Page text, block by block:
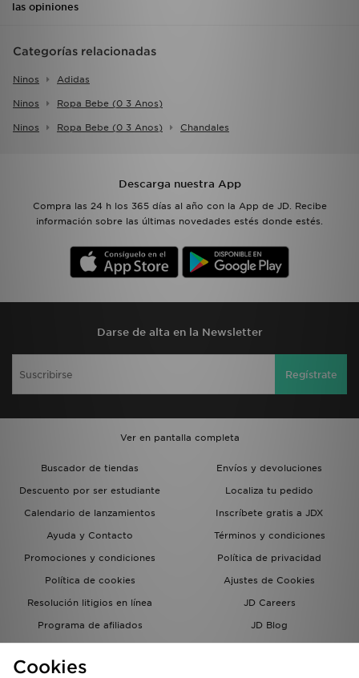
las opiniones
Categorías relacionadas
Ninos Adidas
Ninos Ropa Bebe (0 3 Anos)
Ninos Ropa Bebe (0 3 Anos) Chandales
Descarga nuestra App
Compra las 24 h los 365 días al año con la App de JD. Recibe
información sobre las últimas novedades estés donde estés.
Darse de alta en la Newsletter
Regístrate
Ver en pantalla completa
Buscador de tiendas
Envíos y devoluciones
Descuento por ser estudiante
Localiza tu pedido
Calendario de lanzamientos
Inscríbete gratis a JDX
Ayuda y Contacto
Términos y condiciones
Promociones y condiciones
Política de privacidad
Política de cookies
Ajustes de Cookies
Resolución litigios en línea
JD Careers
Programa de afiliados
JD Blog
del grupo JD - Whistleblowing
Cookies